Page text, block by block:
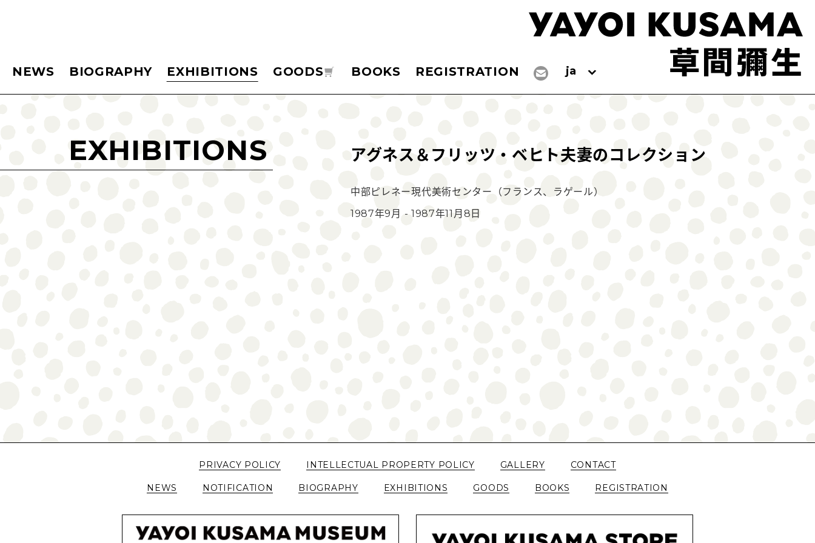
NEWS BIOGRAPHY EXHIBITIONS GOODS BOOKS REGISTRATION ja
EXHIBITIONS アグネス＆フリッツ・ベヒト夫妻のコレクション
中部ピレネー現代美術センター（フランス、ラゲール）
1987年9月 - 1987年11月8日
PRIVACY POLICY INTELLECTUAL PROPERTY POLICY GALLERY CONTACT
NEWS NOTIFICATION BIOGRAPHY EXHIBITIONS GOODS BOOKS REGISTRATION